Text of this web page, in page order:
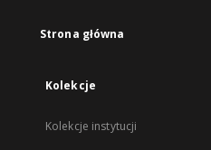
Strona główna
Kolekcje
Kolekcje instytucji